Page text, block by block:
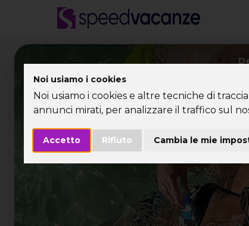
Noi usiamo i cookies
Noi usiamo i cookies e altre tecniche di
annunci mirati, per analizzare il traffico sul
Accetto Rifiuto Cambia le mie